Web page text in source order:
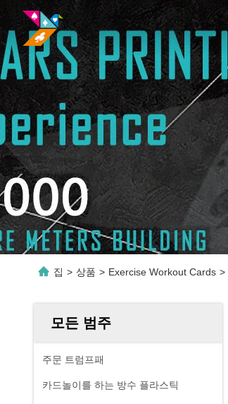
집 > 상품 > Exercise Workout Cards >
모든 범주
주문 트럼프패
카드놀이를 하는 방수 플라스틱